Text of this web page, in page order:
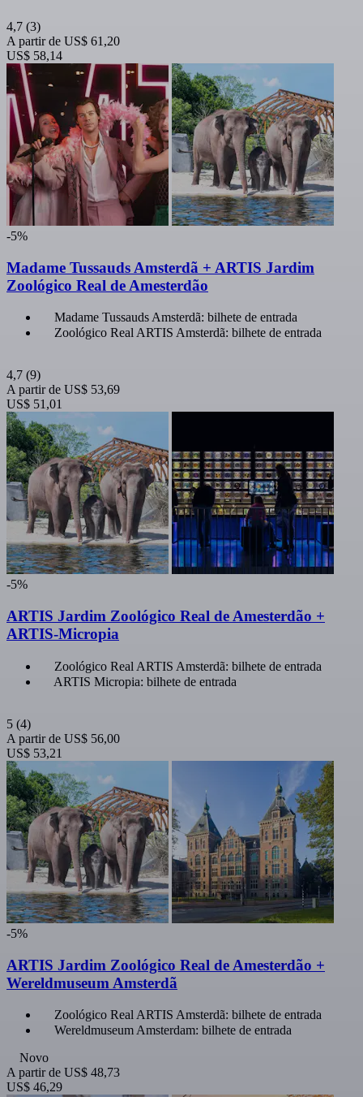
4,7 (3)
A partir de US$ 61,20
US$ 58,14
-5%
Madame Tussauds Amsterdã + ARTIS Jardim
Zoológico Real de Amesterdão
Madame Tussauds Amsterdã: bilhete de entrada
Zoológico Real ARTIS Amsterdã: bilhete de entrada
4,7 (9)
A partir de US$ 53,69
US$ 51,01
-5%
ARTIS Jardim Zoológico Real de Amesterdão +
ARTIS-Micropia
Zoológico Real ARTIS Amsterdã: bilhete de entrada
ARTIS Micropia: bilhete de entrada
5 (4)
A partir de US$ 56,00
US$ 53,21
-5%
ARTIS Jardim Zoológico Real de Amesterdão +
Wereldmuseum Amsterdã
Zoológico Real ARTIS Amsterdã: bilhete de entrada
Wereldmuseum Amsterdam: bilhete de entrada
Novo
A partir de US$ 48,73
US$ 46,29